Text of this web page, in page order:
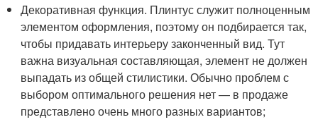
Декоративная функция. Плинтус служит полноценным
элементом оформления, поэтому он подбирается так,
чтобы придавать интерьеру законченный вид. Тут
важна визуальная составляющая, элемент не должен
выпадать из общей стилистики. Обычно проблем с
выбором оптимального решения нет — в продаже
представлено очень много разных вариантов;